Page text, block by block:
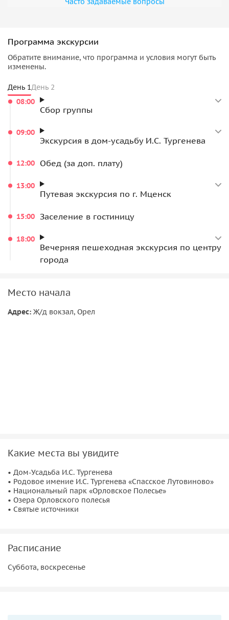
Программа экскурсии
Обратите внимание, что программа и условия могут быть
изменены.
День 1День 2
08:00
Сбор группы
09:00
Экскурсия в дом-усадьбу И.С. Тургенева
12:00 Обед (за доп. плату)
13:00
Путевая экскурсия по г. Мценск
15:00 Заселение в гостиницу
18:00
Вечерняя пешеходная экскурсия по центру
города
Место начала
Адрес: Ж/д вокзал, Орел
Какие места вы увидите
• Дом-Усадьба И.С. Тургенева
• Родовое имение И.С. Тургенева «Спасское Лутовиново»
• Национальный парк «Орловское Полесье»
• Озера Орловского полесья
• Святые источники
Расписание
Суббота, воскресенье